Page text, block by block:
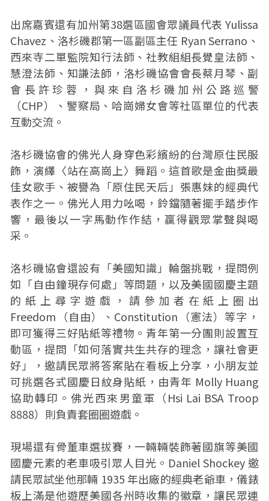
出席嘉賓還有加州第38選區國會眾議員代表 Yulissa
Chavez、洛杉磯郡第一區副區主任 Ryan Serrano、
西來寺二單監院知行法師、社教組組長覺皇法師、
慧澄法師、知謙法師，洛杉磯協會會長蔡月琴、副
會長許珍蓉，與來自洛杉磯加州公路巡警
（CHP）、警察局、哈崗婦女會等社區單位的代表
互動交流。
洛杉磯協會的佛光人身穿色彩繽紛的台灣原住民服
飾，演繹〈站在高崗上〉舞蹈。這首歌是金曲獎最
佳女歌手、被譽為「原住民天后」張惠妹的經典代
表作之一。佛光人用力吆喝，鈴鐺隨著擺手踏步作
響，最後以一字馬動作作結，贏得觀眾掌聲與喝
采。
洛杉磯協會還設有「美國知識」輪盤挑戰，提問例
如「自由鐘現存何處」等問題，以及美國國慶主題
的紙上尋字遊戲，請參加者在紙上圈出
Freedom（自由）、Constitution（憲法）等字，
即可獲得三好貼紙等禮物。青年第一分團則設置互
動區，提問「如何落實共生共存的理念，讓社會更
好」，邀請民眾將答案貼在看板上分享，小朋友並
可挑選各式國慶日紋身貼紙，由青年 Molly Huang
協助轉印。佛光西來男童軍（Hsi Lai BSA Troop
8888）則負責套圈圈遊戲。
現場還有骨董車選拔賽，一輛輛裝飾著國旗等美國
國慶元素的老車吸引眾人目光。Daniel Shockey 邀
請民眾試坐他那輛 1935 年出廠的經典老爺車，儀錶
板上滿是他遊歷美國各州時收集的徽章，讓民眾連